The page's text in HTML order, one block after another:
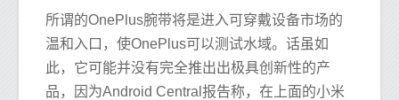
所谓的OnePlus腕带将是进入可穿戴设备市场的
温和入口，使OnePlus可以测试水域。话虽如
此，它可能并没有完全推出出极具创新性的产
品，因为Android Central报告称，在上面的小米